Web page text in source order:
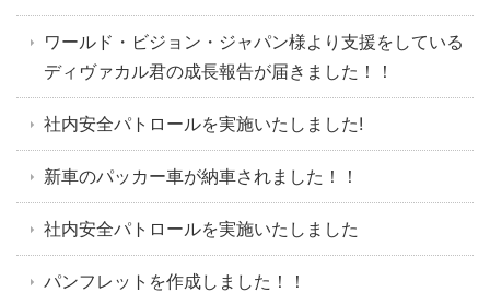
ワールド・ビジョン・ジャパン様より支援をしている
ディヴァカル君の成長報告が届きました！！
社内安全パトロールを実施いたしました!
新車のパッカー車が納車されました！！
社内安全パトロールを実施いたしました
パンフレットを作成しました！！